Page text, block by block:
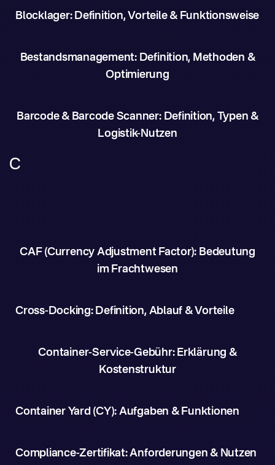
Blocklager: Definition, Vorteile & Funktionsweise
Bestandsmanagement: Definition, Methoden &
Optimierung
Barcode & Barcode Scanner: Definition, Typen &
Logistik-Nutzen
C
CAF (Currency Adjustment Factor): Bedeutung
im Frachtwesen
Cross-Docking: Definition, Ablauf & Vorteile
Container-Service-Gebühr: Erklärung &
Kostenstruktur
Container Yard (CY): Aufgaben & Funktionen
Compliance-Zertifikat: Anforderungen & Nutzen